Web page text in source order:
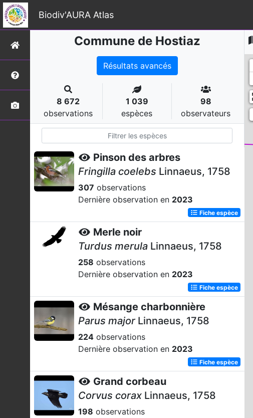
Biodiv'AURA Atlas
Commune de Hostiaz
Résultats avancés
8 672
observations
1 039
espèces
98
observateurs
Pinson des arbres
Fringilla coelebs Linnaeus, 1758
307 observations
Dernière observation en 2023
Fiche espèce
Merle noir
Turdus merula Linnaeus, 1758
258 observations
Dernière observation en 2023
Fiche espèce
Mésange charbonnière
Parus major Linnaeus, 1758
224 observations
Dernière observation en 2023
Fiche espèce
Grand corbeau
Corvus corax Linnaeus, 1758
198 observations